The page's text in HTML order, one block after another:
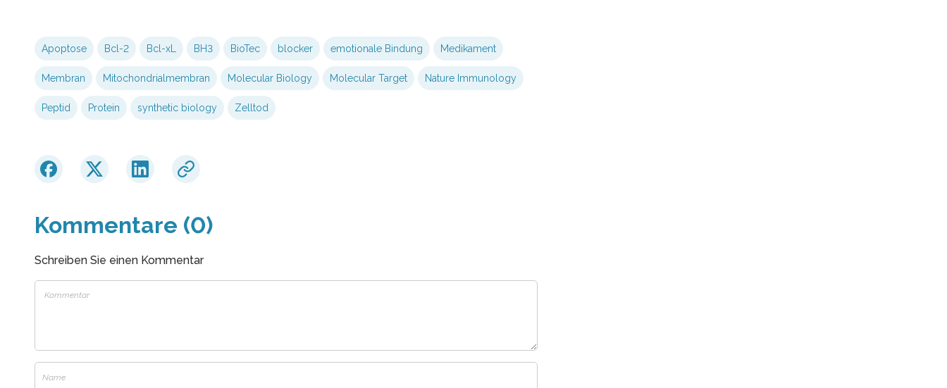
Apoptose Bcl-2 Bcl-xL BH3 BioTec blocker emotionale Bindung Medikament
Membran Mitochondrialmembran Molecular Biology Molecular Target Nature Immunology
Peptid Protein synthetic biology Zelltod
Kommentare (0)
Schreiben Sie einen Kommentar